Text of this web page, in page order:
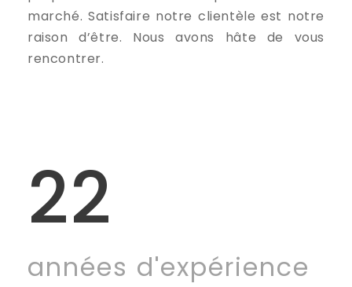
marché. Satisfaire notre clientèle est notre
raison d’être. Nous avons hâte de vous
rencontrer.
22
années d'expérience